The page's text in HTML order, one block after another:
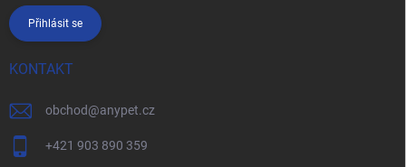
Přihlásit se
KONTAKT
obchod@anypet.cz
+421 903 890 359